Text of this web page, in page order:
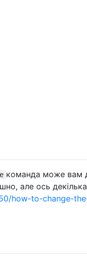
команда може вам
але ось
how-to-change-